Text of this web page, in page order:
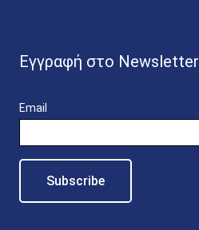
Εγγραφή στο Newsletter
Email